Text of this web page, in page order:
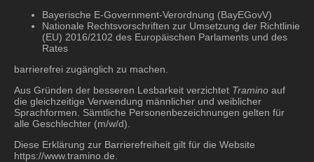
Login
Bayerische E-Government-Verordnung (BayEGovV)
Nationale Rechtsvorschriften zur Umsetzung der Richtlinie
(EU) 2016/2102 des Europäischen Parlaments und des
Rates
barrierefrei zugänglich zu machen.
Aus Gründen der besseren Lesbarkeit verzichtet Tramino auf
die gleichzeitige Verwendung männlicher und weiblicher
Sprachformen. Sämtliche Personenbezeichnungen gelten für
alle Geschlechter (m/w/d).
Diese Erklärung zur Barrierefreiheit gilt für die Website
https://www.tramino.de.